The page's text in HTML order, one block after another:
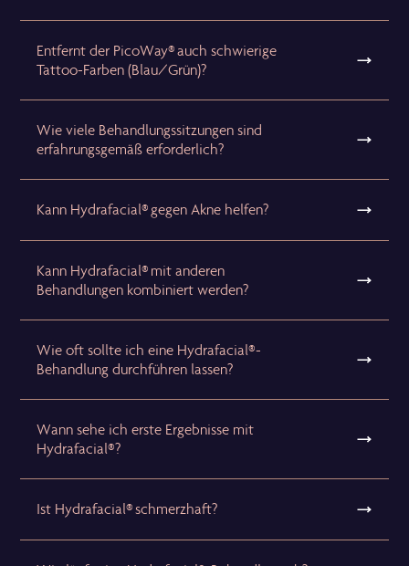
Entfernt der PicoWay® auch schwierige
Tattoo-Farben (Blau/Grün)?
Wie viele Behandlungssitzungen sind
erfahrungsgemäß erforderlich?
Kann Hydrafacial® gegen Akne helfen?
Kann Hydrafacial® mit anderen
Behandlungen kombiniert werden?
Wie oft sollte ich eine Hydrafacial®-
Behandlung durchführen lassen?
Wann sehe ich erste Ergebnisse mit
Hydrafacial®?
Ist Hydrafacial® schmerzhaft?